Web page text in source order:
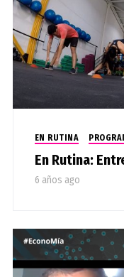
EN RUTINA
En Rutina:
6 años ago